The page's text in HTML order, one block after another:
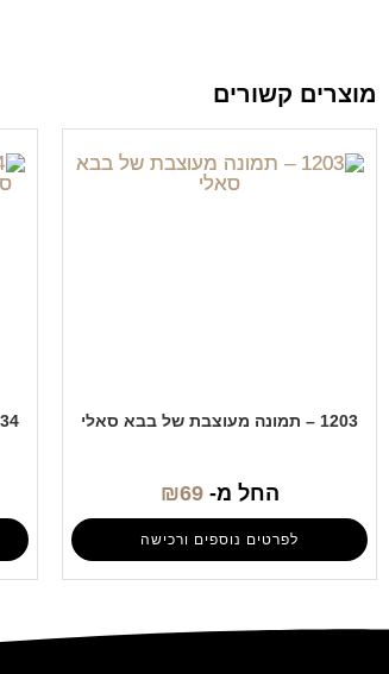
מוצרים קשורים
1203 – תמונה מעוצבת של בבא סאלי
החל מ- ₪69
לפרטים נוספים ורכישה